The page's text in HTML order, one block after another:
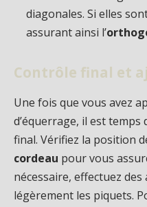
diagonales. Si elles
assurant ainsi l’
Contrôle final et
Une fois que vous avez
d’équerrage, il est
final. Vérifiez la position
cordeau pour vous
nécessaire, effectuez
légèrement les piquets.